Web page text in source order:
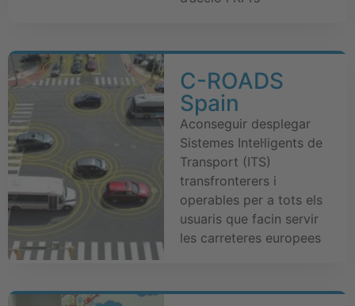
C-ROADS
Spain
Aconseguir desplegar
Sistemes Intel·ligents de
Transport (ITS)
transfronterers i
operables per a tots els
usuaris que facin servir
les carreteres europees